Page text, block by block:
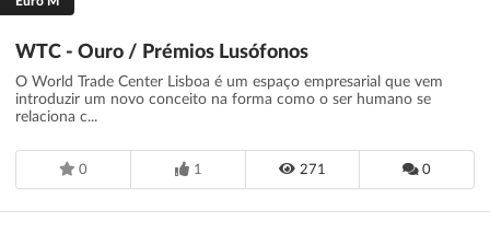
WTC - Ouro / Prémios Lusófonos
O World Trade Center Lisboa é um espaço empresarial que vem
introduzir um novo conceito na forma como o ser humano se
relaciona c...
0 1 271 0